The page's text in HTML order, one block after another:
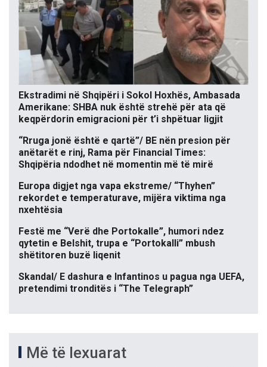
Ekstradimi në Shqipëri i Sokol Hoxhës, Ambasada
Amerikane: SHBA nuk është strehë për ata që
keqpërdorin emigracioni për t’i shpëtuar ligjit
“Rruga jonë është e qartë”/ BE nën presion për
anëtarët e rinj, Rama për Financial Times:
Shqipëria ndodhet në momentin më të mirë
Europa digjet nga vapa ekstreme/ “Thyhen”
rekordet e temperaturave, mijëra viktima nga
nxehtësia
Festë me “Verë dhe Portokalle”, humori ndez
qytetin e Belshit, trupa e “Portokalli” mbush
shëtitoren buzë liqenit
Skandal/ E dashura e Infantinos u pagua nga UEFA,
pretendimi tronditës i “The Telegraph”
Më të lexuarat